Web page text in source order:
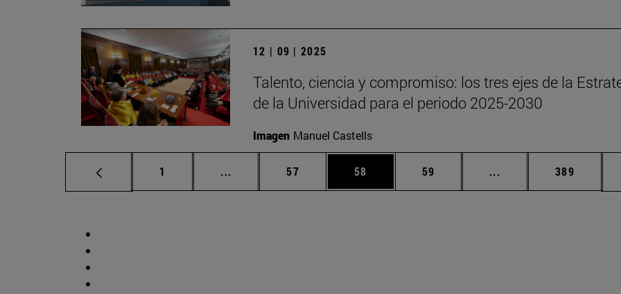
12 | 09 | 2025
Talento, ciencia y compromiso: los tres ejes de la
de la Universidad para el periodo 2025-2030
Imagen Manuel Castells
Página
1 ... Páginas intermedias Use TAB para desplazarse.
Página
57 Página
58 Página
59 ... Páginas intermedias
Página
389